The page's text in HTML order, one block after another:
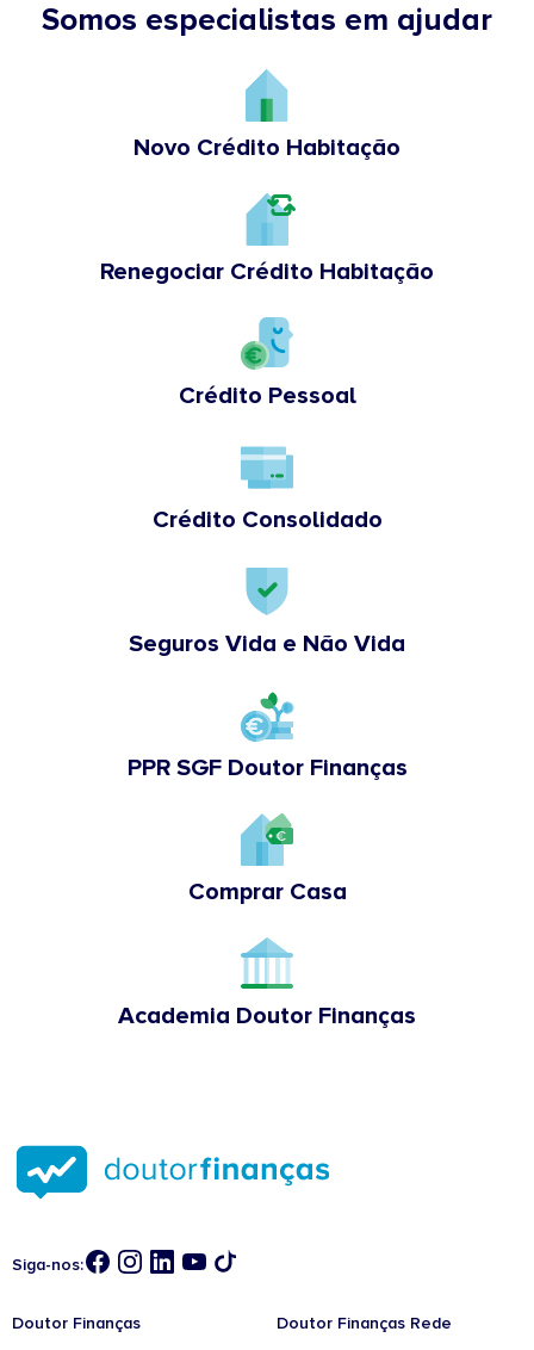
Somos especialistas em ajudar
Novo Crédito Habitação
Renegociar Crédito Habitação
Crédito Pessoal
Crédito Consolidado
Seguros Vida e Não Vida
PPR SGF Doutor Finanças
Comprar Casa
Academia Doutor Finanças
Siga-nos:
Doutor Finanças Doutor Finanças Rede